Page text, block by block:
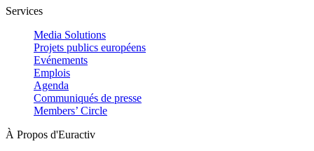
Services
Media Solutions
Projets publics européens
Evénements
Emplois
Agenda
Communiqués de presse
Members’ Circle
À Propos d'Euractiv